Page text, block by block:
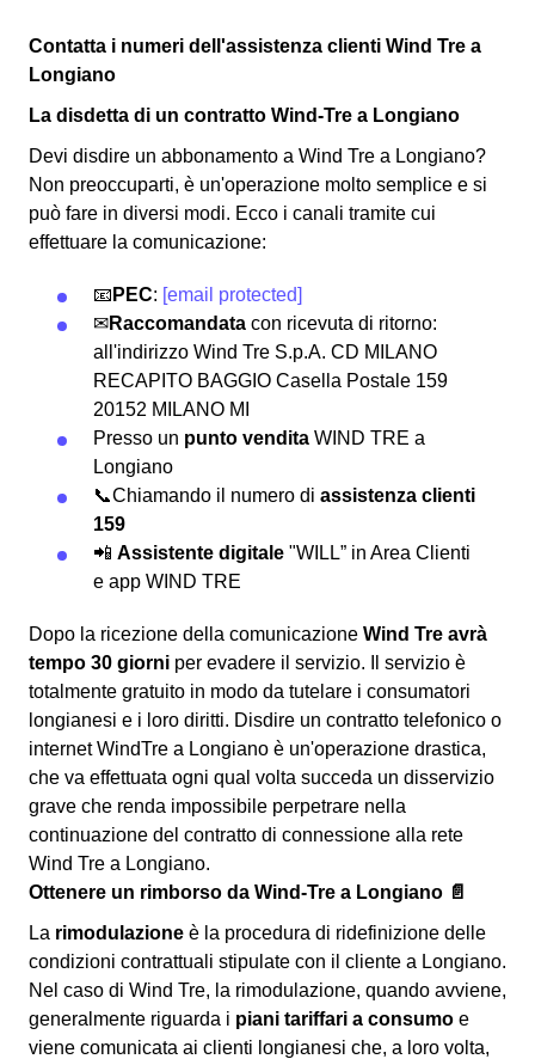
Contatta i numeri dell'assistenza clienti Wind Tre a
Longiano
La disdetta di un contratto Wind-Tre a Longiano
Devi disdire un abbonamento a Wind Tre a Longiano?
Non preoccuparti, è un'operazione molto semplice e si
può fare in diversi modi. Ecco i canali tramite cui
effettuare la comunicazione:
📧 PEC: [email protected]
✉Raccomandata con ricevuta di ritorno:
all'indirizzo Wind Tre S.p.A. CD MILANO
RECAPITO BAGGIO Casella Postale 159
20152 MILANO MI
Presso un punto vendita WIND TRE a
Longiano
📞Chiamando il numero di assistenza clienti
159
📲 Assistente digitale "WILL” in Area Clienti
e app WIND TRE
Dopo la ricezione della comunicazione Wind Tre avrà
tempo 30 giorni per evadere il servizio. Il servizio è
totalmente gratuito in modo da tutelare i consumatori
longianesi e i loro diritti. Disdire un contratto telefonico o
internet WindTre a Longiano è un'operazione drastica,
che va effettuata ogni qual volta succeda un disservizio
grave che renda impossibile perpetrare nella
continuazione del contratto di connessione alla rete
Wind Tre a Longiano.
Ottenere un rimborso da Wind-Tre a Longiano 📄
La rimodulazione è la procedura di ridefinizione delle
condizioni contrattuali stipulate con il cliente a Longiano.
Nel caso di Wind Tre, la rimodulazione, quando avviene,
generalmente riguarda i piani tariffari a consumo e
viene comunicata ai clienti longianesi che, a loro volta,